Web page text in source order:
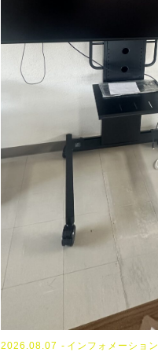
2026.08.07 インフォメーション